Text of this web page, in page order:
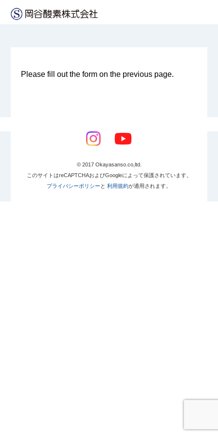
Please fill out the form on the previous page.
© 2017 Okayasanso.co,ltd.
このサイトはreCAPTCHAおよびGoogleによって保護されています。
プライバシーポリシー と 利用規約が適用されます。